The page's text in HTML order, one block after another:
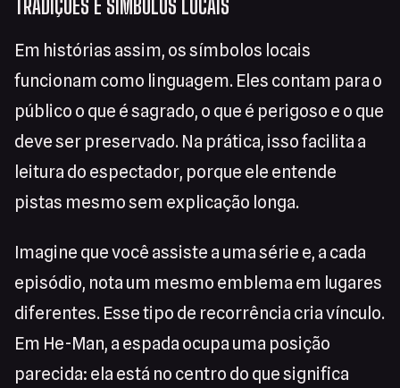
TRADIÇÕES E SÍMBOLOS LOCAIS
Em histórias assim, os símbolos locais
funcionam como linguagem. Eles contam para o
público o que é sagrado, o que é perigoso e o que
deve ser preservado. Na prática, isso facilita a
leitura do espectador, porque ele entende
pistas mesmo sem explicação longa.
Imagine que você assiste a uma série e, a cada
episódio, nota um mesmo emblema em lugares
diferentes. Esse tipo de recorrência cria vínculo.
Em He-Man, a espada ocupa uma posição
parecida: ela está no centro do que significa